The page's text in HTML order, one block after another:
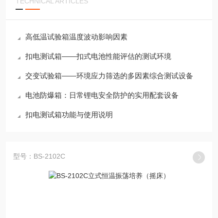
高低温试验箱温度波动影响因素
扣电测试箱——扣式电池性能评估的测试环境
交变试验箱——环境应力筛选的多因素综合测试设备
电池防爆箱：日常锂电安全防护的实用配套设备
扣电测试箱功能与使用说明
型号：BS-2102C